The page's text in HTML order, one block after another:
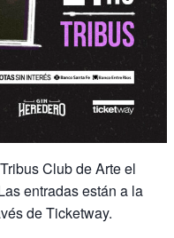
Club de Arte el
entradas están a la
de Ticketway.